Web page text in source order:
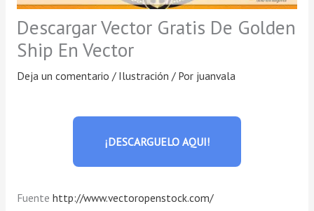
Descargar Vector Gratis De Golden
Ship En Vector
Deja un comentario / Ilustración / Por juanvala
¡DESCARGUELO AQUI!
Fuente http://www.vectoropenstock.com/